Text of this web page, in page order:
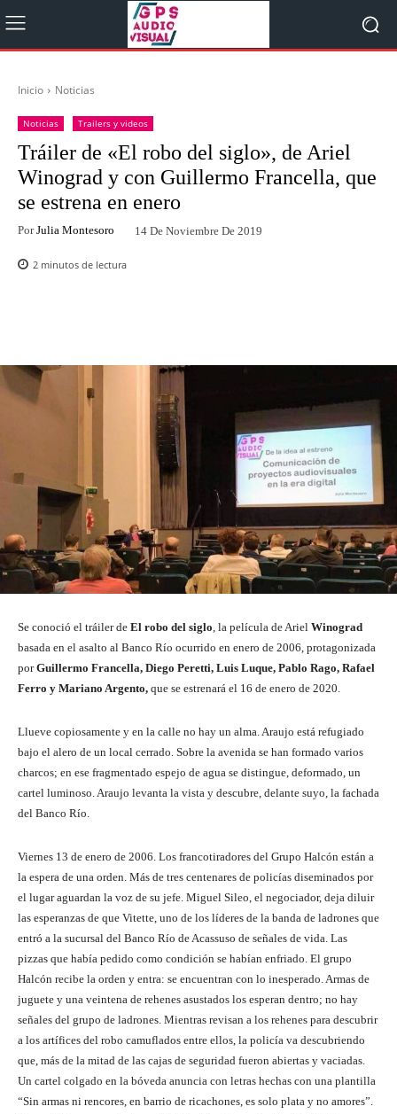
Inicio Noticias
Noticias Trailers y videos
Tráiler de «El robo del siglo», de Ariel
Winograd y con Guillermo Francella, que
se estrena en enero
Por Julia Montesoro 14 De Noviembre De 2019
2 minutos de lectura
Se conoció el tráiler de El robo del siglo, la película de Ariel Winograd
basada en el asalto al Banco Río ocurrido en enero de 2006, protagonizada
porGuillermo Francella, Diego Peretti, Luis Luque, Pablo Rago, Rafael
Ferro y Mariano Argento, que se estrenará el 16 de enero de 2020.
Llueve copiosamente y en la calle no hay un alma. Araujo está refugiado
bajo el alero de un local cerrado. Sobre la avenida se han formado varios
charcos; en ese fragmentado espejo de agua se distingue, deformado, un
cartel luminoso. Araujo levanta la vista y descubre, delante suyo, la fachada
del Banco Río.
Viernes 13 de enero de 2006. Los francotiradores del Grupo Halcón están a
la espera de una orden. Más de tres centenares de policías diseminados por
el lugar aguardan la voz de su jefe. Miguel Sileo, el negociador, deja diluir
las esperanzas de que Vitette, uno de los líderes de la banda de ladrones que
entró a la sucursal del Banco Río de Acassuso de señales de vida. Las
pizzas que había pedido como condición se habían enfriado. El grupo
Halcón recibe la orden y entra: se encuentran con lo inesperado. Armas de
juguete y una veintena de rehenes asustados los esperan dentro; no hay
señales del grupo de ladrones. Mientras revisan a los rehenes para descubrir
a los artífices del robo camuflados entre ellos, la policía va descubriendo
que, más de la mitad de las cajas de seguridad fueron abiertas y vaciadas.
Un cartel colgado en la bóveda anuncia con letras hechas con una plantilla
“Sin armas ni rencores, en barrio de ricachones, es solo plata y no amores”.